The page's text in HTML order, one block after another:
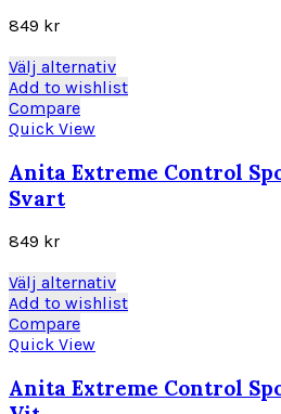
på
produktsidan
849 kr
Välj alternativDen
här
varianter.
De
på
produktsidan
Add to wishlist
Compare
Quick View
Anita Extreme Control
Svart
849 kr
Välj alternativDen
här
varianter.
Add to wishlist
Compare
Quick View
Anita Extreme Control